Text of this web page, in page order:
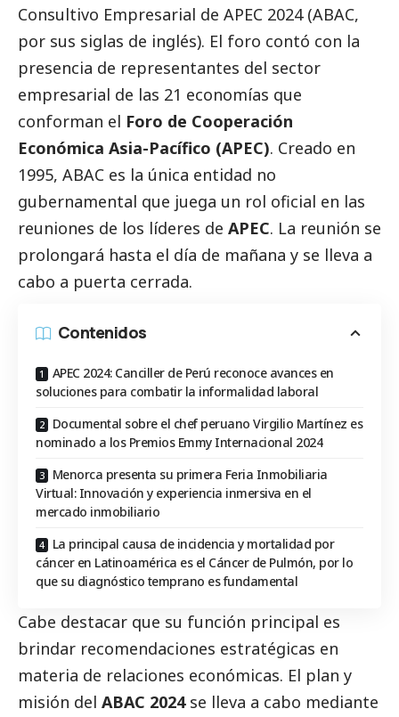
Consultivo Empresarial de APEC 2024(ABAC,
por sus siglas de inglés). El foro contó con la
presencia de representantes del sector
empresarial de las 21 economías que
conforman el Foro de Cooperación
Económica Asia-Pacífico (APEC). Creado en
1995, ABAC es la única entidad no
gubernamental que juega un rol oficial en las
reuniones de los líderes de APEC. La reunión se
prolongará hasta el día de mañana y se lleva a
cabo a puerta cerrada.
Contenidos
APEC 2024: Canciller de Perú reconoce avances en
soluciones para combatir la informalidad laboral
Documental sobre el chef peruano Virgilio Martínez es
nominado a los Premios Emmy Internacional 2024
Menorca presenta su primera Feria Inmobiliaria
Virtual: Innovación y experiencia inmersiva en el
mercado inmobiliario
La principal causa de incidencia y mortalidad por
cáncer en Latinoamérica es el Cáncer de Pulmón, por lo
que su diagnóstico temprano es fundamental
Cabe destacar que su función principal es
brindar recomendaciones estratégicas en
materia de relaciones económicas. El plan y
misión del ABAC 2024se lleva a cabo mediante